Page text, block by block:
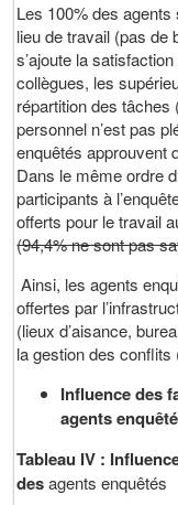
Les 100% des agents
lieu de travail (pas de
s’ajoute la
collègues, les
répartition des tâches
personnel n’est pas
enquêtés approuvent
Dans le même ordre
participants à
offerts pour le travail
(94,4% ne sont pas
Ainsi, les agents
offertes par
(lieux d’aisance,
la gestion des conflits
Influence des
agents
Tableau IV :
desagents enquêtés